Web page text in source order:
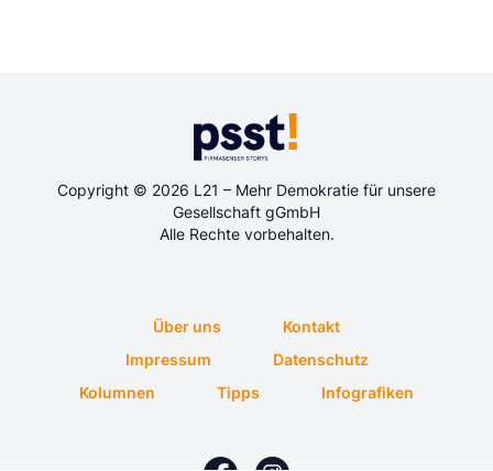
Copyright © 2026 L21 – Mehr Demokratie für unsere
Gesellschaft gGmbH
Alle Rechte vorbehalten.
Über uns
Kontakt
Impressum
Datenschutz
Kolumnen
Tipps Infografiken